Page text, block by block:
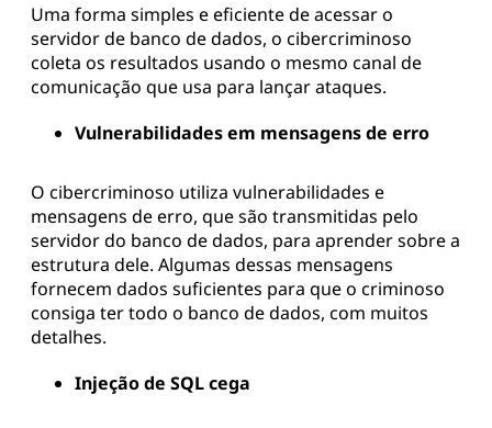
Uma forma simples e eficiente de acessar o
servidor de banco de dados, o cibercriminoso
coleta os resultados usando o mesmo canal de
comunicação que usa para lançar ataques.
Vulnerabilidades em mensagens de erro
O cibercriminoso utiliza vulnerabilidades e
mensagens de erro, que são transmitidas pelo
servidor do banco de dados, para aprender sobre a
estrutura dele. Algumas dessas mensagens
fornecem dados suficientes para que o criminoso
consiga ter todo o banco de dados, com muitos
detalhes.
Injeção de SQL cega